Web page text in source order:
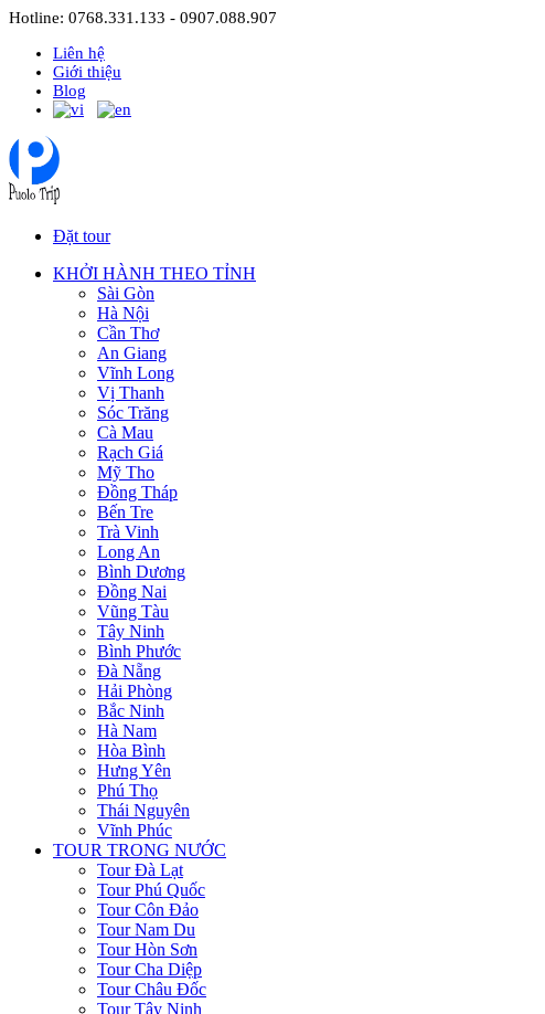
Hotline: 0768.331.133 - 0907.088.907
Liên hệ
Giới thiệu
Blog
Đặt tour
KHỞI HÀNH THEO TỈNH
Sài Gòn
Hà Nội
Cần Thơ
An Giang
Vĩnh Long
Vị Thanh
Sóc Trăng
Cà Mau
Rạch Giá
Mỹ Tho
Đồng Tháp
Bến Tre
Trà Vinh
Long An
Bình Dương
Đồng Nai
Vũng Tàu
Tây Ninh
Bình Phước
Đà Nẵng
Hải Phòng
Bắc Ninh
Hà Nam
Hòa Bình
Hưng Yên
Phú Thọ
Thái Nguyên
Vĩnh Phúc
TOUR TRONG NƯỚC
Tour Đà Lạt
Tour Phú Quốc
Tour Côn Đảo
Tour Nam Du
Tour Hòn Sơn
Tour Cha Diệp
Tour Châu Đốc
Tour Tây Ninh